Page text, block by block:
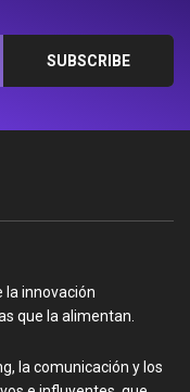
la innovación
que la alimentan.
la comunicación y los